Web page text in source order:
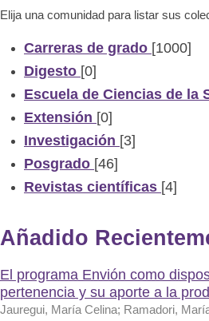
Elija una comunidad para listar sus
Carreras de grado [1000]
Digesto [0]
Escuela de Ciencias de la
Extensión [0]
Investigación [3]
Posgrado [46]
Revistas científicas [4]
Añadido
El programa Envión como
pertenencia y su aporte a la
Jauregui, María Celina; Ramadori,